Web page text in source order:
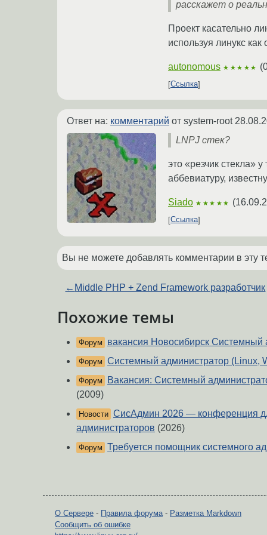
расскажет о
Проект касательно
используя линукс
autonomous ★★★★★ (
Ссылка
Ответ на: комментарий от system-root
LNPJ стек?
это «резчик стекла»
аббевиатуру,
Siado ★★★★★ (
Ссылка
Вы не можете добавлять комментарии в эту
← Middle PHP + Zend F⁢ramework разработчик
Похожие темы
Форум вакансия Новосибирск Системный
Форум Системный администратор (Linux,
Форум
Вакансия: Системный
(2009)
Новости СисАдмин 2026 — конференция
администраторов (2026)
Форум Требуется помощник системного
О Сервере - Правила форума- Разметка Markdown
Сообщить об ошибке